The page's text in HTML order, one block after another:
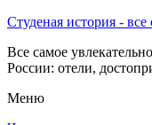
Студеная история -
Все самое
России: отели,
Меню